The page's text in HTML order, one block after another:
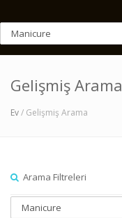
Gelişmiş Arama
Ev/ Gelişmiş Arama
Arama Filtreleri